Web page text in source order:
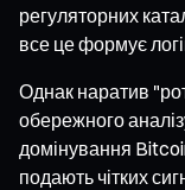
регуляторних
все це формує
Однак наратив
обережного
домінування
подають чітких